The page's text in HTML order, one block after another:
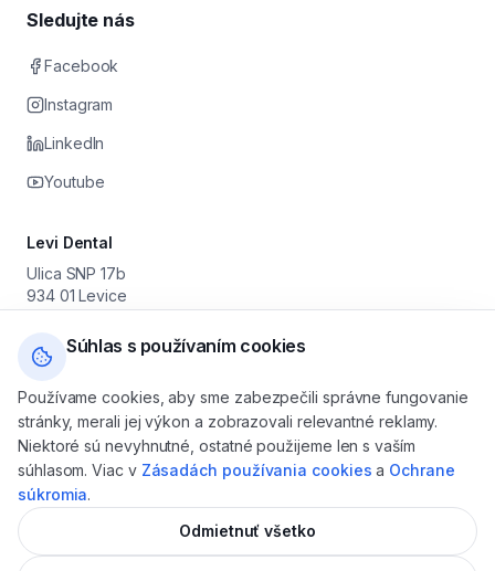
Sledujte nás
Facebook
Instagram
LinkedIn
Youtube
Levi Dental
Ulica SNP 17b
934 01 Levice
IČO: 55 630 251 · DIČ: 2122046179 · IČ DPH: SK2122046179
+421 905 616 800
levicedental@gmail.com
Po — Pia: 08:00 — 16:00
So — Ne: na objednávku
©2026Klinika Levi Dental, Levice — zubná starostlivosť pre
Súhlas s používaním cookies
Používame cookies, aby sme zabezpečili správne fungovanie
stránky, merali jej výkon a zobrazovali relevantné reklamy.
Niektoré sú nevyhnutné, ostatné použijeme len s vaším
súhlasom. Viac v Zásadách používania cookies a Ochrane
súkromia.
Odmietnuť všetko